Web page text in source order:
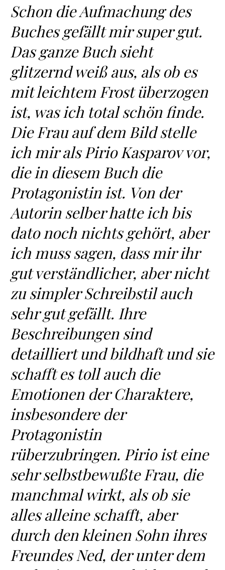
Schon die Aufmachung des
Buches gefällt mir super gut.
Das ganze Buch sieht
glitzernd weiß aus, als ob es
mit leichtem Frost überzogen
ist, was ich total schön finde.
Die Frau auf dem Bild stelle
ich mir als Pirio Kasparov vor,
die in diesem Buch die
Protagonistin ist. Von der
Autorin selber hatte ich bis
dato noch nichts gehört, aber
ich muss sagen, dass mir ihr
gut verständlicher, aber nicht
zu simpler Schreibstil auch
sehr gut gefällt. Ihre
Beschreibungen sind
detailliert und bildhaft und sie
schafft es toll auch die
Emotionen der Charaktere,
insbesondere der
Protagonistin
rüberzubringen. Pirio ist eine
sehr selbstbewußte Frau, die
manchmal wirkt, als ob sie
alles alleine schafft, aber
durch den kleinen Sohn ihres
Freundes Ned, der unter dem